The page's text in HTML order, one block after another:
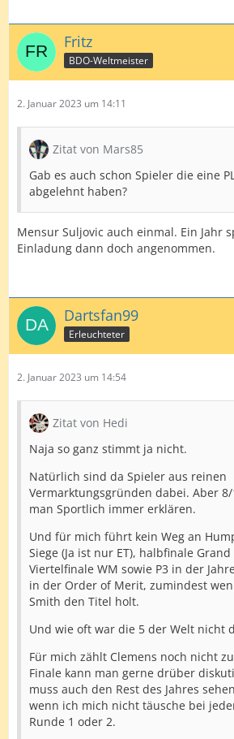
Fritz
BDO-Weltmeister
2. Januar 2023 um 14:11
Zitat von Mars85
Gab es auch schon Spieler die eine
abgelehnt haben?
Mensur Suljovic auch einmal. Ein Jahr
Einladung dann doch angenommen.
Dartsfan99
Erleuchteter
2. Januar 2023 um 14:54
Zitat von Hedi
Naja so ganz stimmt ja nicht.
Natürlich sind da Spieler aus reinen
Vermarktungsgründen dabei. Aber
man Sportlich immer erklären.
Und für mich führt kein Weg an
Siege (Ja ist nur ET), halbfinale
Viertelfinale WM sowie P3 in der
in der Order of Merit, zumindest
Smith den Titel holt.
Und wie oft war die 5 der Welt nicht
Für mich zählt Clemens noch nicht
Finale kann man gerne drüber
muss auch den Rest des Jahres
wenn ich mich nicht täusche bei
Runde 1 oder 2.